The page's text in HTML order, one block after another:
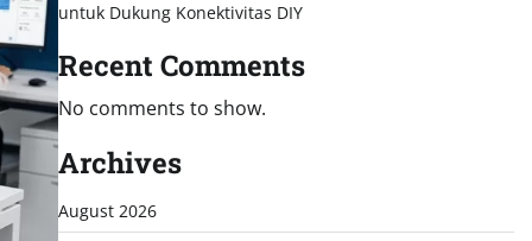
untuk Dukung Konektivitas DIY
Recent Comments
No comments to show.
Archives
August 2026